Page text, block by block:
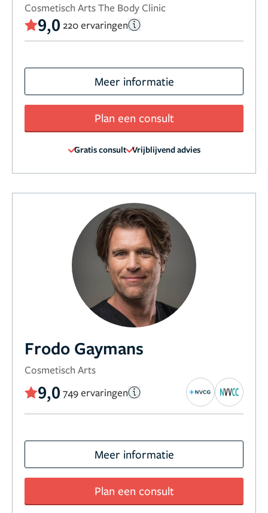
Cosmetisch Arts The Body Clinic
9,0 220 ervaringen
Meer informatie
Plan een consult
Gratis consult Vrijblijvend advies
Frodo Gaymans
Cosmetisch Arts
9,0 749 ervaringen
Meer informatie
Plan een consult